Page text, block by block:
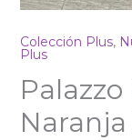
Colección Plus,
Plus